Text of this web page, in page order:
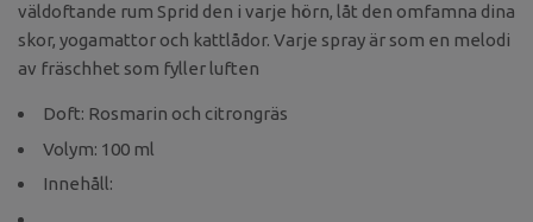
väldoftande rum Sprid den i varje hörn, låt den omfamna dina
skor, yogamattor och kattlådor. Varje spray är som en melodi
av fräschhet som fyller luften
Doft: Rosmarin och citrongräs
Volym: 100 ml
Innehåll: